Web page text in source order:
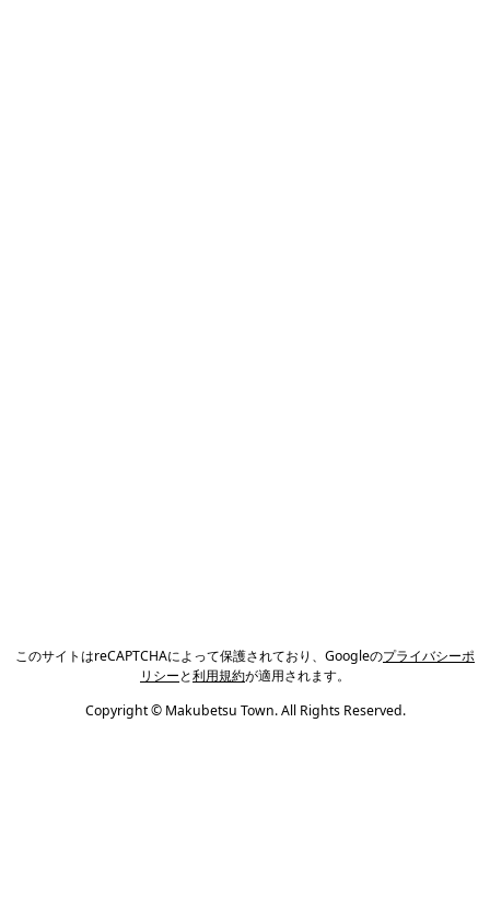
このサイトはreCAPTCHAによって保護されており、Googleのプライバシーポ
リシーと利用規約が適用されます。
Copyright © Makubetsu Town. All Rights Reserved.